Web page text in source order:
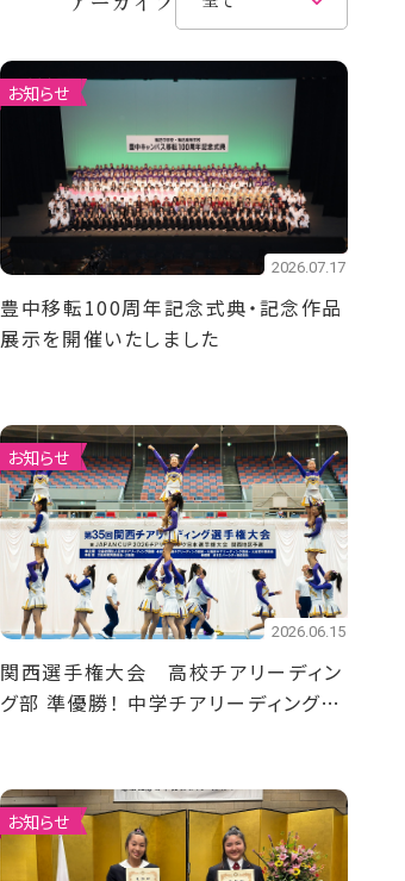
お知らせ
2026.07.17
豊中移転100周年記念式典・記念作品
展示を開催いたしました
お知らせ
2026.06.15
関西選手権大会 高校チアリーディン
グ部 準優勝！ 中学チアリーディング部
お知らせ